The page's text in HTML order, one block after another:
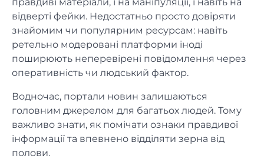
відверті фейки. Недостатньо просто довіряти
знайомим чи популярним ресурсам: навіть
ретельно модеровані платформи іноді
поширюють неперевірені повідомлення через
оперативність чи людський фактор.
Водночас, портали новин залишаються
головним джерелом для багатьох людей. Тому
важливо знати, як помічати ознаки правдивої
інформації та впевнено відділяти зерна від
полови.